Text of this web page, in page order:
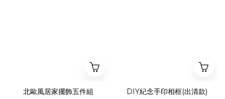
北歐風居家擺飾五件組
DIY紀念手印相框(出清款)